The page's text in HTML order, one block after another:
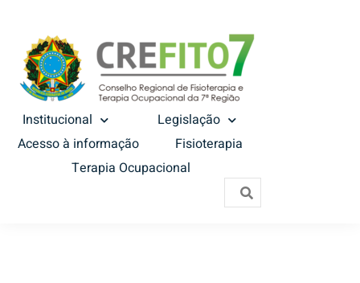
Institucional
Legislação
Acesso à informação
Fisioterapia
Terapia Ocupacional